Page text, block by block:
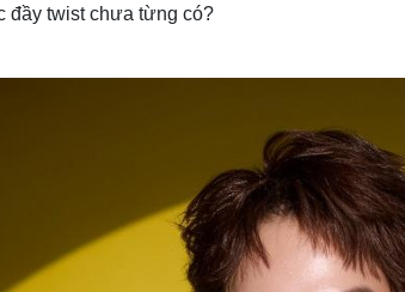
đầy twist chưa từng có?